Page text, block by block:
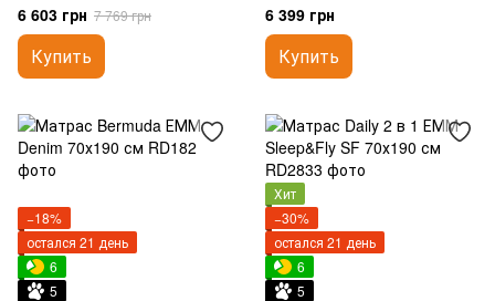
6 603 грн 7 769 грн
Купить
6 399 грн
Купить
−18%
остался 21 день
6
5
Хит
−30%
остался 21 день
6
5